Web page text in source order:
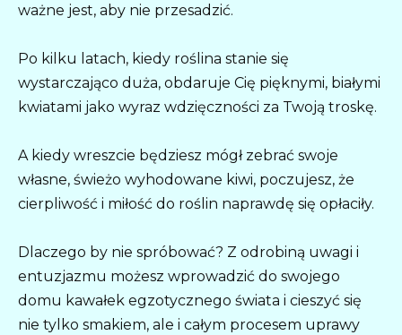
ważne jest, aby nie przesadzić.
Po kilku latach, kiedy roślina stanie się
wystarczająco duża, obdaruje Cię pięknymi, białymi
kwiatami jako wyraz wdzięczności za Twoją troskę.
A kiedy wreszcie będziesz mógł zebrać swoje
własne, świeżo wyhodowane kiwi, poczujesz, że
cierpliwość i miłość do roślin naprawdę się opłaciły.
Dlaczego by nie spróbować? Z odrobiną uwagi i
entuzjazmu możesz wprowadzić do swojego
domu kawałek egzotycznego świata i cieszyć się
nie tylko smakiem, ale i całym procesem uprawy